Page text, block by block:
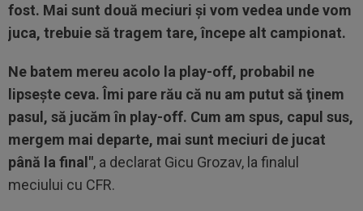
fost. Mai sunt două meciuri şi vom vedea unde vom
juca, trebuie să tragem tare, începe alt campionat.
Ne batem mereu acolo la play-off, probabil ne
lipseşte ceva. Îmi pare rău că nu am putut să ţinem
pasul, să jucăm în play-off. Cum am spus, capul sus,
mergem mai departe, mai sunt meciuri de jucat
până la final", a declarat Gicu Grozav, la finalul
meciului cu CFR.